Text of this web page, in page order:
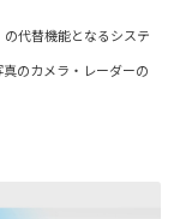
代替機能となるシステ
のカメラ・レーダーの